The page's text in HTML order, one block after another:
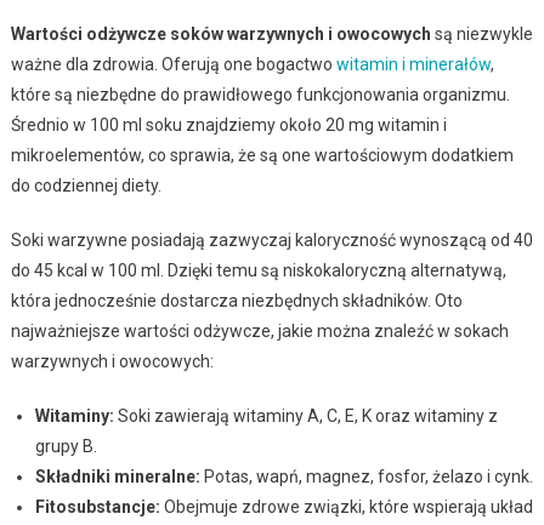
Wartości odżywcze soków warzywnych i owocowych są niezwykle
ważne dla zdrowia. Oferują one bogactwo witamin i minerałów,
które są niezbędne do prawidłowego funkcjonowania organizmu.
Średnio w 100 ml soku znajdziemy około 20 mg witamin i
mikroelementów, co sprawia, że są one wartościowym dodatkiem
do codziennej diety.
Soki warzywne posiadają zazwyczaj kaloryczność wynoszącą od 40
do 45 kcal w 100 ml. Dzięki temu są niskokaloryczną alternatywą,
która jednocześnie dostarcza niezbędnych składników. Oto
najważniejsze wartości odżywcze, jakie można znaleźć w sokach
warzywnych i owocowych:
Witaminy: Soki zawierają witaminy A, C, E, K oraz witaminy z
grupy B.
Składniki mineralne: Potas, wapń, magnez, fosfor, żelazo i cynk.
Fitosubstancje: Obejmuje zdrowe związki, które wspierają układ